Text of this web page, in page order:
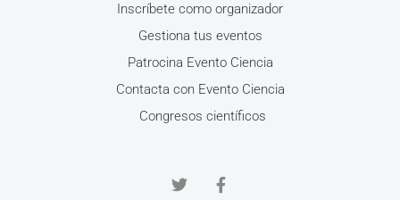
Inscríbete como organizador
Gestiona tus eventos
Patrocina Evento Ciencia
Contacta con Evento Ciencia
Congresos científicos